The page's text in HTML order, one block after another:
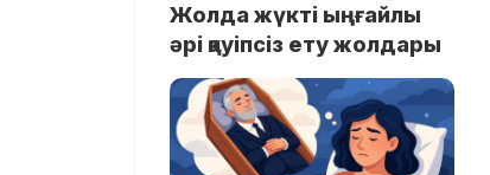
Жолда жүктi ыңғайлы
әрі қауіпсіз ету жолдары